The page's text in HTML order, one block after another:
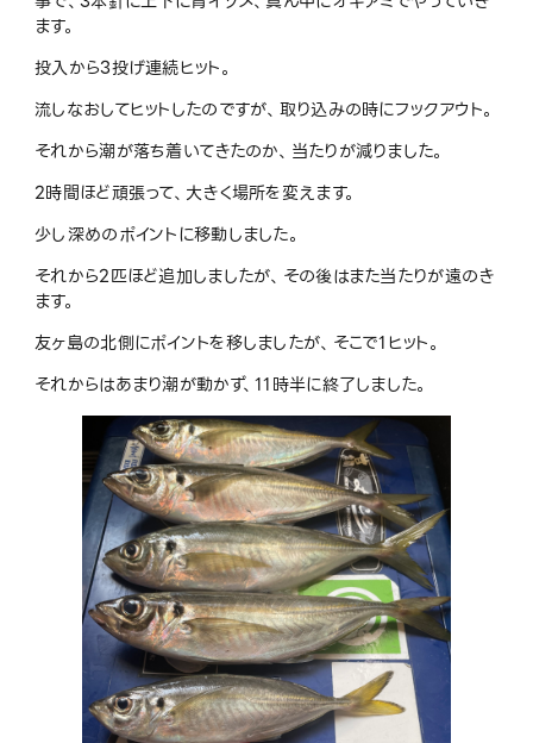
ます。
投入から3投げ連続ヒット。
流しなおしてヒットしたのですが、取り込みの時にフックアウト。
それから潮が落ち着いてきたのか、当たりが減りました。
2時間ほど頑張って、大きく場所を変えます。
少し深めのポイントに移動しました。
それから2匹ほど追加しましたが、その後はまた当たりが遠のき
ます。
友ヶ島の北側にポイントを移しましたが、そこで1ヒット。
それからはあまり潮が動かず、11時半に終了しました。